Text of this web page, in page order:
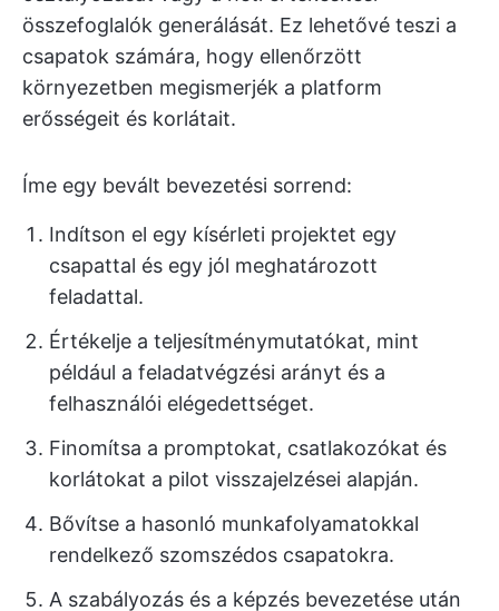
összefoglalók generálását. Ez lehetővé teszi a
csapatok számára, hogy ellenőrzött
környezetben megismerjék a platform
erősségeit és korlátait.
Íme egy bevált bevezetési sorrend:
Indítson el egy kísérleti projektet egy
csapattal és egy jól meghatározott
feladattal.
Értékelje a teljesítménymutatókat, mint
például a feladatvégzési arányt és a
felhasználói elégedettséget.
Finomítsa a promptokat, csatlakozókat és
korlátokat a pilot visszajelzései alapján.
Bővítse a hasonló munkafolyamatokkal
rendelkező szomszédos csapatokra.
A szabályozás és a képzés bevezetése után